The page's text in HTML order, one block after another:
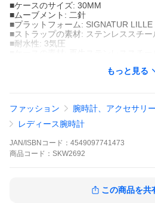
■ケースのサイズ: 30MM
■ムーブメント: 二針
■プラットフォーム: SIGNATUR LILLE
■ストラップの素材: ステンレススチー
■耐水性: 3気圧
■ストラップの内径: 175+/- 5MM
■電池の種類: SR621SW
※記載は商品仕様の一部です。仕様説
できません。特に適合等は必ずご確認
もっと見る
ファッション 腕時計、アクセサリー
レディース腕時計
JAN/ISBNコード： 4549097741473
商品 コード： SKW2692
この商品を共